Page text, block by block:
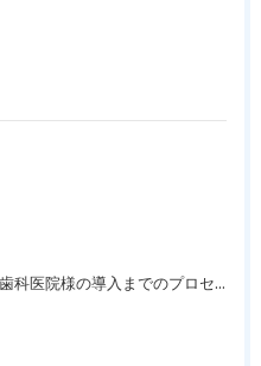
導入を決めた歯科医院様の導入までのプロセスを紹介します